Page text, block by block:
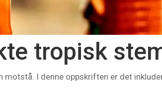
tropisk
I denne oppskriften er det